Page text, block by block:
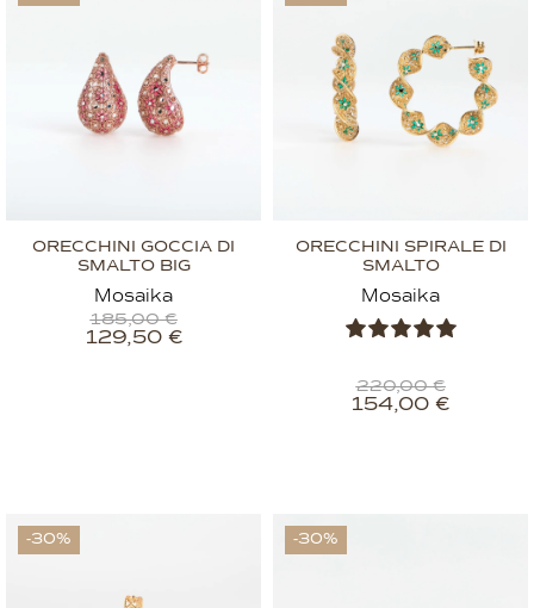
ORECCHINI GOCCIA DI
SMALTO BIG
Mosaika
185,00€
129,50 €
ORECCHINI SPIRALE DI
SMALTO
Mosaika
220,00€
154,00 €
-30% -30%